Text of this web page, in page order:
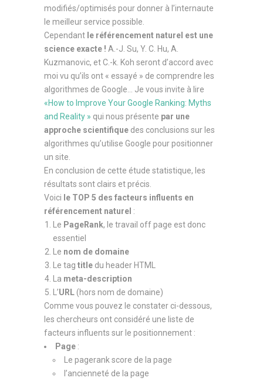
modifiés/optimisés pour donner à l’internaute
le meilleur service possible.
Cependant le référencement naturel est une
science exacte ! A.-J. Su, Y. C. Hu, A.
Kuzmanovic, et C.-k. Koh seront d’accord avec
moi vu qu’ils ont « essayé » de comprendre les
algorithmes de Google… Je vous invite à lire
«How to Improve Your Google Ranking: Myths
and Reality » qui nous présente par une
approche scientifique des conclusions sur les
algorithmes qu’utilise Google pour positionner
un site.
En conclusion de cette étude statistique, les
résultats sont clairs et précis.
Voici le TOP 5 des facteurs influents en
référencement naturel :
Le PageRank, le travail off page est donc
essentiel
Le nom de domaine
Le tag title du header HTML
La meta-description
L’URL (hors nom de domaine)
Comme vous pouvez le constater ci-dessous,
les chercheurs ont considéré une liste de
facteurs influents sur le positionnement :
Page :
Le pagerank score de la page
l’ancienneté de la page